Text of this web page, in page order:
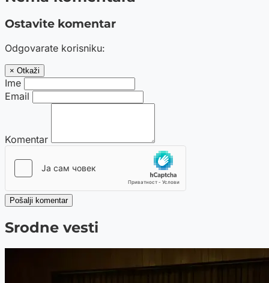
Ostavite komentar
Odgovarate korisniku:
× Otkaži
Ime
Email
Komentar
Pošalji komentar
Srodne vesti